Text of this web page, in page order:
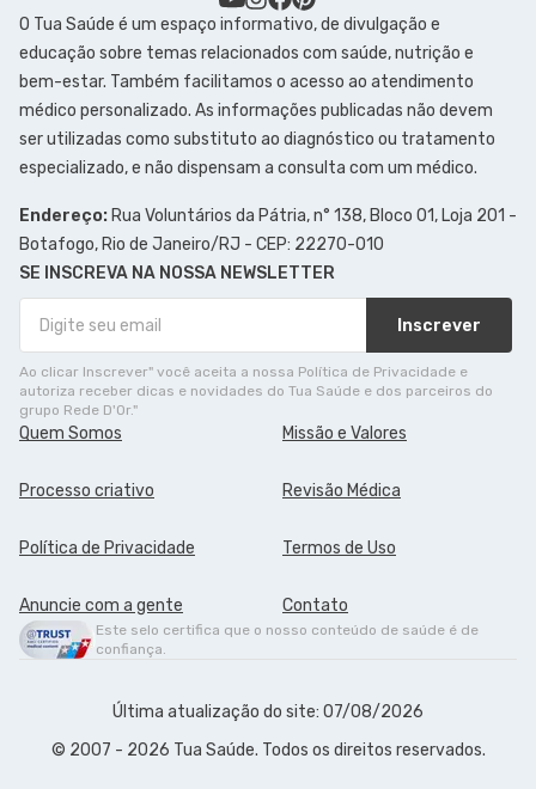
O Tua Saúde é um espaço informativo, de divulgação e
educação sobre temas relacionados com saúde, nutrição e
bem-estar. Também facilitamos o acesso ao atendimento
médico personalizado. As informações publicadas não devem
ser utilizadas como substituto ao diagnóstico ou tratamento
especializado, e não dispensam a consulta com um médico.
Endereço: Rua Voluntários da Pátria, n° 138, Bloco 01, Loja 201 -
Botafogo, Rio de Janeiro/RJ - CEP: 22270-010
SE INSCREVA NA NOSSA NEWSLETTER
Inscrever
Ao clicar Inscrever" você aceita a nossa Política de Privacidade e
autoriza receber dicas e novidades do Tua Saúde e dos parceiros do
grupo Rede D'Or."
Quem Somos Missão e Valores
Processo criativo Revisão Médica
Política de Privacidade Termos de Uso
Anuncie com a gente Contato
Este selo certifica que o nosso conteúdo de saúde é de
confiança.
Última atualização do site: 07/08/2026
© 2007 - 2026 Tua Saúde. Todos os direitos reservados.